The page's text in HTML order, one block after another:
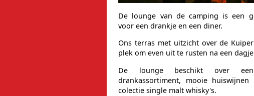
De lounge van de camping is een
voor een drankje en een diner.
Ons terras met uitzicht over de
plek om even uit te rusten na een
De lounge beschikt over
drankassortiment, mooie huiswijnen
colectie single malt whisky's.